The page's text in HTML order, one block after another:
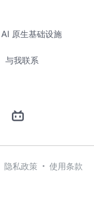
AI 原生基础设施
与我联系
隐私政策 · 使用条款